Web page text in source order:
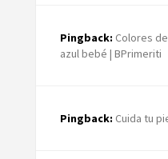
Pingback: Colores
azul bebé | BPrimeriti
Pingback: Cuida tu